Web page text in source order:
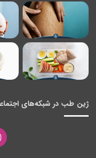
ژین طب در شبکه‌های